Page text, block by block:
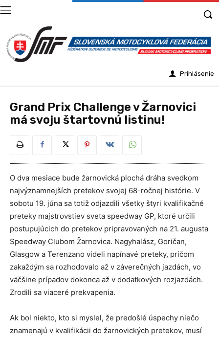
Prihlásenie
Grand Prix Challenge v Žarnovici
má svoju štartovnú listinu!
O dva mesiace bude žarnovická plochá dráha svedkom
najvýznamnejších pretekov svojej 68-ročnej histórie. V
sobotu 19. júna sa totiž odjazdili všetky štyri kvalifikačné
preteky majstrovstiev sveta speedway GP, ktoré určili
postupujúcich do pretekov pripravovaných na 21. augusta
Speedway Clubom Žarnovica. Nagyhalász, Goričan,
Glasgow a Terenzano videli napínavé preteky, pričom
zakaždým sa rozhodovalo až v záverečných jazdách, vo
väčšine prípadov dokonca až v dodatkových rozjazdách.
Zrodili sa viaceré prekvapenia.
Ak bol niekto, kto si myslel, že predošlé úspechy niečo
znamenajú v kvalifikácii do žarnovických pretekov, musí